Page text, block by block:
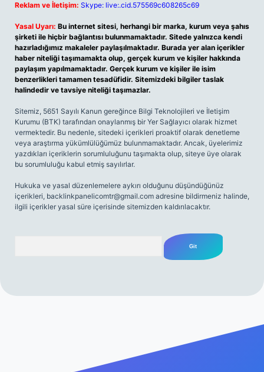
Reklam ve İletişim: Skype: live:.cid.575569c608265c69
Yasal Uyarı: Bu internet sitesi, herhangi bir marka, kurum veya şahıs
şirketi ile hiçbir bağlantısı bulunmamaktadır. Sitede yalnızca kendi
hazırladığımız makaleler paylaşılmaktadır. Burada yer alan içerikler
haber niteliği taşımamakta olup, gerçek kurum ve kişiler hakkında
paylaşım yapılmamaktadır. Gerçek kurum ve kişiler ile isim
benzerlikleri tamamen tesadüfidir. Sitemizdeki bilgiler taslak
halindedir ve tavsiye niteliği taşımazlar.
Sitemiz, 5651 Sayılı Kanun gereğince Bilgi Teknolojileri ve İletişim
Kurumu (BTK) tarafından onaylanmış bir Yer Sağlayıcı olarak hizmet
vermektedir. Bu nedenle, sitedeki içerikleri proaktif olarak denetleme
veya araştırma yükümlülüğümüz bulunmamaktadır. Ancak, üyelerimiz
yazdıkları içeriklerin sorumluluğunu taşımakta olup, siteye üye olarak
bu sorumluluğu kabul etmiş sayılırlar.
Hukuka ve yasal düzenlemelere aykırı olduğunu düşündüğünüz
içerikleri, backlinkpanelicomtr@gmail.com adresine bildirmeniz halinde,
ilgili içerikler yasal süre içerisinde sitemizden kaldırılacaktır.